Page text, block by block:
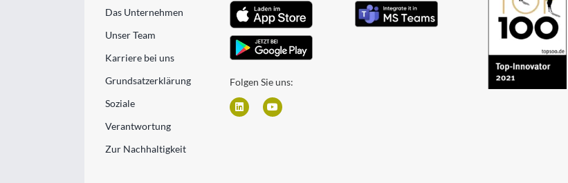
Das Unternehmen
Unser Team
Karriere bei uns
Grundsatzerklärung
Soziale
Verantwortung
Zur Nachhaltigkeit
Folgen Sie uns: